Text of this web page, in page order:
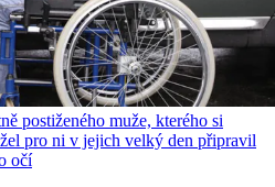
postiženého muže, kterého si
pro ni v jejich velký den připravil
očí